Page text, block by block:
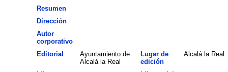
Resumen
Dirección
Autor
corporativo
Editorial
Ayuntamiento de
Alcalá la Real
Lugar de
edición
Alcalá la Real